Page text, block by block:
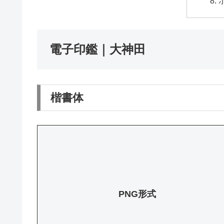
電子印鑑｜大神田
楷書体
PNG形式